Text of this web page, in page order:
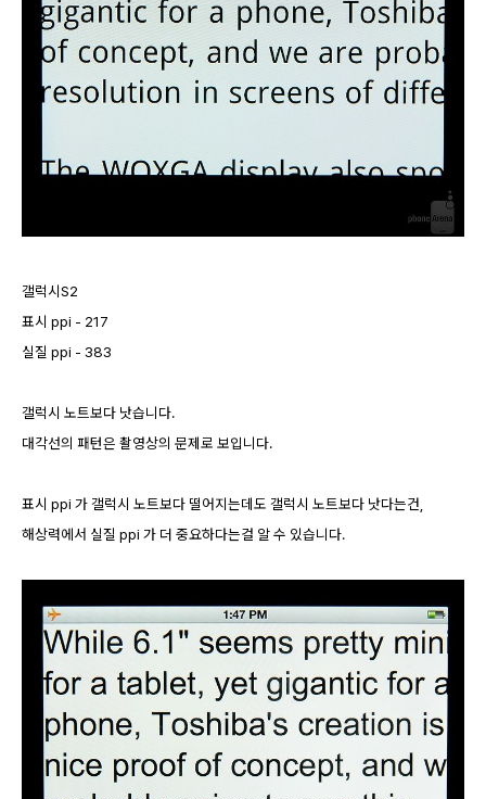
갤럭시S2
표시 ppi - 217
실질 ppi - 383
갤럭시 노트보다 낫습니다.
대각선의 패턴은 촬영상의 문제로 보입니다.
표시 ppi 가 갤럭시 노트보다 떨어지는데도 갤럭시 노트보다 낫다는건,
해상력에서 실질 ppi 가 더 중요하다는걸 알 수 있습니다.